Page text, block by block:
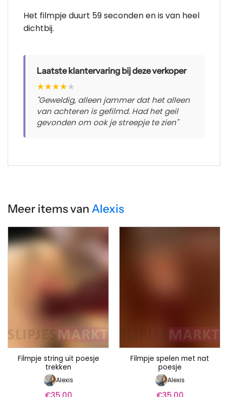
Het filmpje duurt 59 seconden en is van heel
dichtbij.
Laatste klantervaring bij deze verkoper
★★★★★
"Geweldig, alleen jammer dat het alleen
van achteren is gefilmd. Had het geil
gevonden om ook je streepje te zien"
Meer items van Alexis
Filmpje string uit poesje
trekken
Alexis
Filmpje spelen met nat
poesje
Alexis